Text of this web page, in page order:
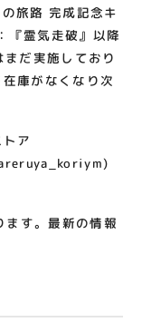
ッフ募集
実施しており
い😁 ※在庫
ンペーン詳
旅路 完成記念キ
『霊気走破』以降
だ実施しており
庫がなくなり次
ア
す。最新の情報